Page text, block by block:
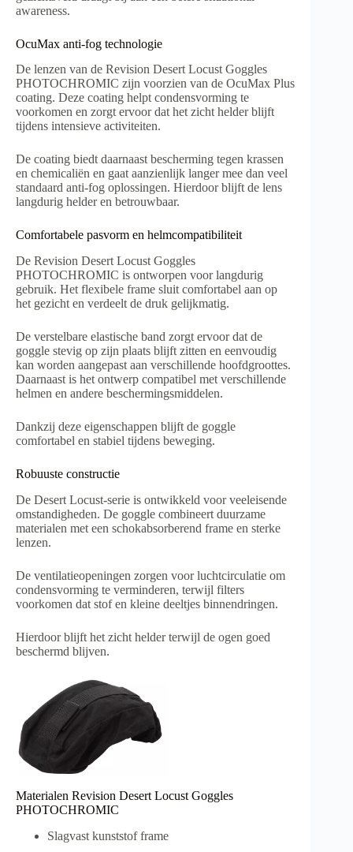
awareness.
OcuMax anti-fog technologie
De lenzen van de Revision Desert Locust Goggles
PHOTOCHROMIC zijn voorzien van de OcuMax Plus
coating. Deze coating helpt condensvorming te
voorkomen en zorgt ervoor dat het zicht helder blijft
tijdens intensieve activiteiten.
De coating biedt daarnaast bescherming tegen krassen
en chemicaliën en gaat aanzienlijk langer mee dan veel
standaard anti-fog oplossingen. Hierdoor blijft de lens
langdurig helder en betrouwbaar.
Comfortabele pasvorm en helmcompatibiliteit
De Revision Desert Locust Goggles
PHOTOCHROMIC is ontworpen voor langdurig
gebruik. Het flexibele frame sluit comfortabel aan op
het gezicht en verdeelt de druk gelijkmatig.
De verstelbare elastische band zorgt ervoor dat de
goggle stevig op zijn plaats blijft zitten en eenvoudig
kan worden aangepast aan verschillende hoofdgroottes.
Daarnaast is het ontwerp compatibel met verschillende
helmen en andere beschermingsmiddelen.
Dankzij deze eigenschappen blijft de goggle
comfortabel en stabiel tijdens beweging.
Robuuste constructie
De Desert Locust-serie is ontwikkeld voor veeleisende
omstandigheden. De goggle combineert duurzame
materialen met een schokabsorberend frame en sterke
lenzen.
De ventilatieopeningen zorgen voor luchtcirculatie om
condensvorming te verminderen, terwijl filters
voorkomen dat stof en kleine deeltjes binnendringen.
Hierdoor blijft het zicht helder terwijl de ogen goed
beschermd blijven.
Materialen Revision Desert Locust Goggles
PHOTOCHROMIC
Slagvast kunststof frame